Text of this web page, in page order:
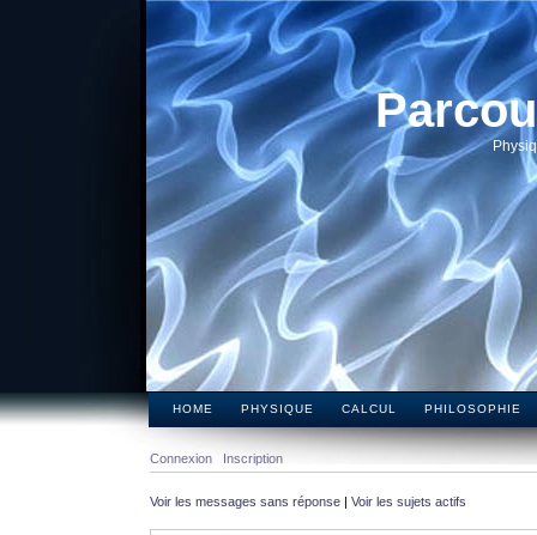
HOME PHYSIQUE CALCUL PHILOSOPHIE
Connexion Inscription
Voir les messages sans réponse | Voir les sujets actifs